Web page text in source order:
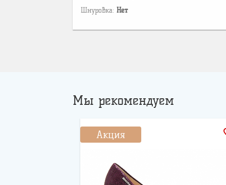
Шнуровка: Нет
Мы рекомендуем
Акция